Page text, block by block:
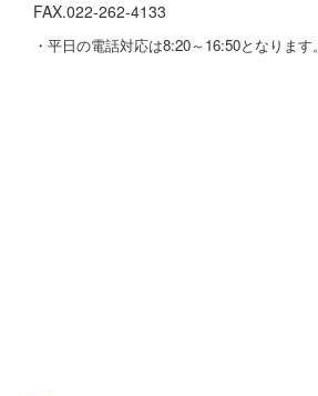
FAX.022-262-4133
・平日の電話対応は8:20～16:50となります。